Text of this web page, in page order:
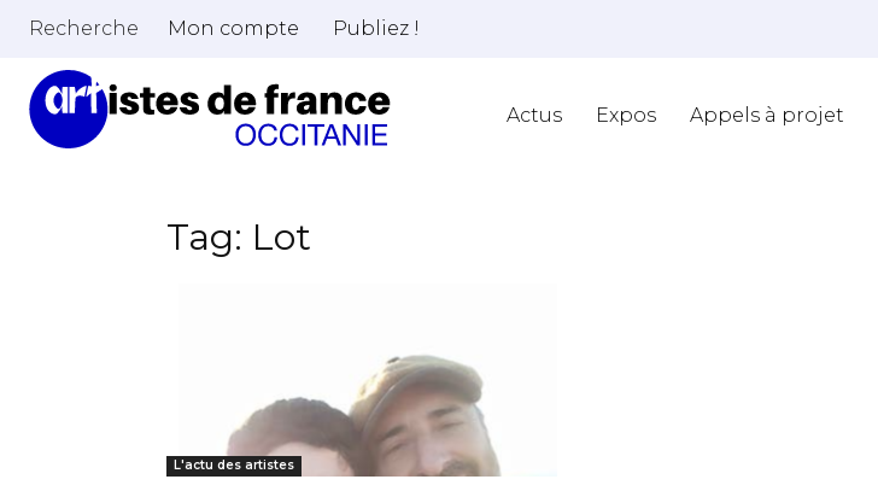
Adresse email*
Recherche Mon compte Publiez !
Actus Expos Appels à projet
Tag: Lot
L'actu des artistes